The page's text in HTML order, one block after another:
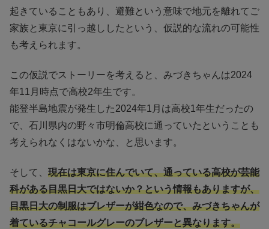
起きていることもあり、避難という意味で地元を離れてご
家族と東京に引っ越ししたという、仮説的な流れの可能性
も考えられます。
この仮説でストーリーを考えると、みづきちゃんは2024
年11月時点で高校2年生です。
能登半島地震が発生した2024年1月は高校1年生だったの
で、石川県内の野々市明倫高校に通っていたということも
考えられなくはないかな、と思います。
そして、 現在は東京に住んでいて、通っている高校が芸能
科がある目黒日大ではないか？という情報もありますが、
目黒日大の制服はブレザーが紺色なので、みづきちゃんが
着ているチャコールグレーのブレザーと異なります。